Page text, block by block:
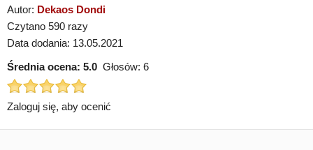
Autor: Dekaos Dondi
Czytano 590 razy
Data dodania: 13.05.2021
Średnia ocena: 5.0 Głosów: 6
Zaloguj się, aby ocenić